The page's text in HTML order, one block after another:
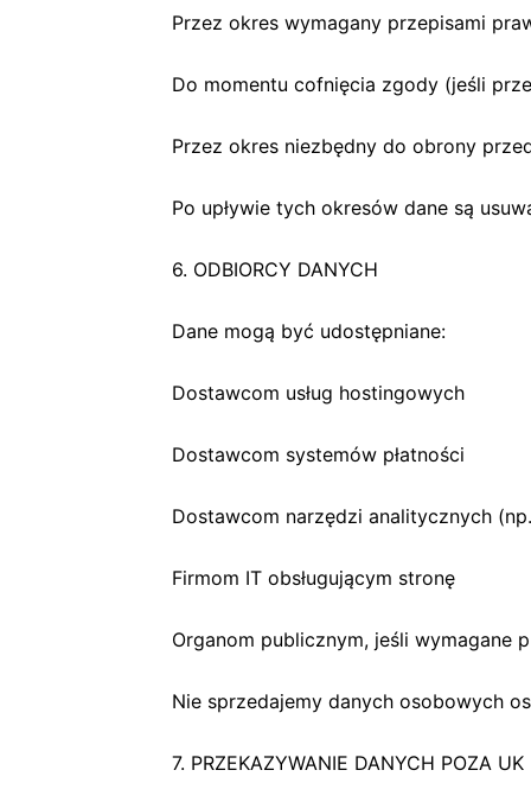
Przez okres wymagany przepisami
Do momentu cofnięcia zgody (jeśli
Przez okres niezbędny do obrony
Po upływie tych okresów dane są
6. ODBIORCY DANYCH
Dane mogą być udostępniane:
Dostawcom usług hostingowych
Dostawcom systemów płatności
Dostawcom narzędzi analitycznych
Firmom IT obsługującym stronę
Organom publicznym, jeśli wymagane
Nie sprzedajemy danych osobowych
7. PRZEKAZYWANIE DANYCH POZA UK